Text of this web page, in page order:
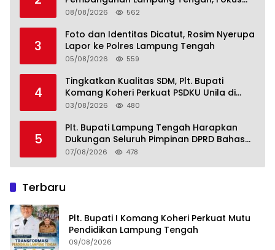
pada SDM, Ekonomi, Infrastruktur dan
08/08/2026 562
3
Foto dan Identitas Dicatut, Rosim Nyerupa
Lapor ke Polres Lampung Tengah
05/08/2026 559
4
Tingkatkan Kualitas SDM, Plt. Bupati
Komang Koheri Perkuat PSDKU Unila di
Lampung Tengah
03/08/2026 480
5
Plt. Bupati Lampung Tengah Harapkan
Dukungan Seluruh Pimpinan DPRD Bahas
RKUA-PPAS APBD Tahun 2027
07/08/2026 478
Terbaru
Plt. Bupati I Komang Koheri Perkuat Mutu
Pendidikan Lampung Tengah
09/08/2026